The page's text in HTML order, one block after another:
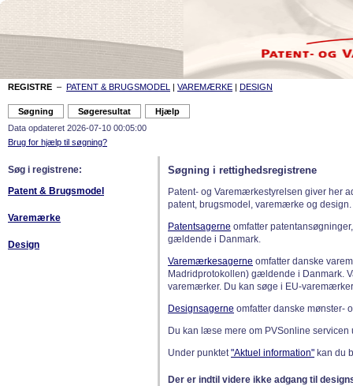
REGISTRE – PATENT & BRUGSMODEL | VAREMÆRKE | DESIGN
Data opdateret 2026-07-10 00:05:00
Brug for hjælp til søgning?
Søg i registrene:
Patent & Brugsmodel
Varemærke
Design
Søgning i rettighedsregistrene
Patent- og Varemærkestyrelsen giver her
patent, brugsmodel, varemærke og design.
Patentsagerne omfatter
gældende i Danmark.
Varemærkesagerne omfatter danske
Madridprotokollen) gældende i Danmark.
varemærker. Du kan søge i EU-
Designsagerne omfatter danske mønster-
Du kan læse mere om PVSonline
Under punktet"Aktuel information" kan du
Der er indtil videre ikke adgang til